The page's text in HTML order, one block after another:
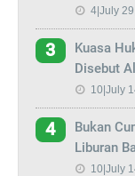
4|July
3
Kuasa
Disebut
10|July
4
Bukan
Liburan
10|July